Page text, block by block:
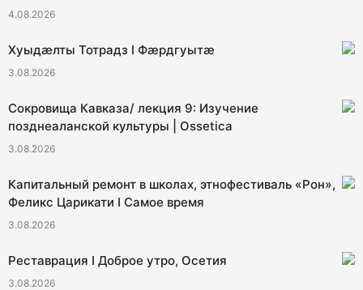
4.08.2026
Хуыдæлты Тотрадз I Фæрдгуытæ
3.08.2026
Сокровища Кавказа/ лекция 9: Изучение
позднеаланской культуры | Ossetica
3.08.2026
Капитальный ремонт в школах, этнофестиваль «Рон»,
Феликс Царикати I Самое время
3.08.2026
Реставрация I Доброе утро, Осетия
3.08.2026